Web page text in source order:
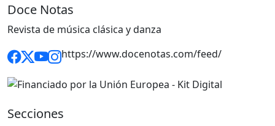
Doce Notas
Revista de música clásica y danza
https://www.docenotas.com/feed/
Secciones